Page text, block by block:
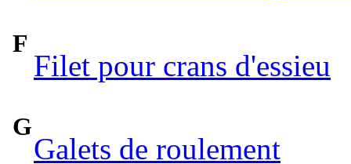
F
Filet pour crans d'essieu
G
Galets de roulement